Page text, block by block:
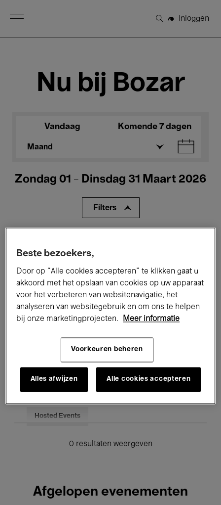
Open Menu
Zoeken
Inloggen
Nu bij Bozar
Vandaag Komende 7 dagen
Maand
Zondag 01 - Dinsdag 31 Maart 2026
Filters
Performances Lezingen & Debatten
Jazz Klassieke Muziek Global Music
Onderwijs Rondleidingen
Hosted Events
0 resultaten weergeven
Afgelopen evenementen
Beste bezoekers,
Door op “Alle cookies accepteren” te klikken gaat u
akkoord met het opslaan van cookies op uw apparaat
voor het verbeteren van websitenavigatie, het
analyseren van websitegebruik en om ons te helpen
bij onze marketingprojecten.
Meer informatie
Voorkeuren beheren
Alles afwijzen Alle cookies accepteren